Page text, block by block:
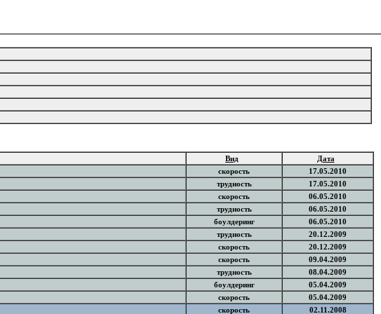
Вид
Дата
скорость
17.05.2010
трудность
17.05.2010
скорость
06.05.2010
трудность
06.05.2010
боулдеринг
06.05.2010
трудность
20.12.2009
скорость
20.12.2009
скорость
09.04.2009
трудность
08.04.2009
боулдеринг
05.04.2009
скорость
05.04.2009
скорость
02.11.2008